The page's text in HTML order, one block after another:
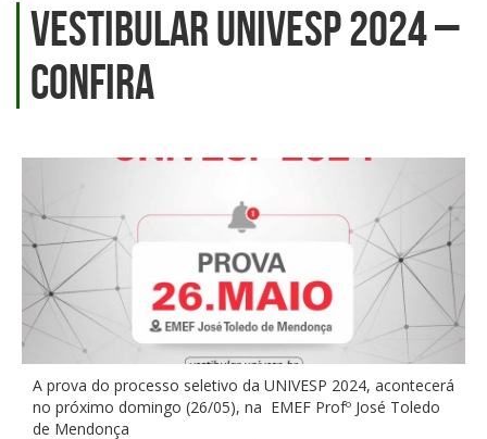
Vestibular UNIVESP 2024 –
Confira
A prova do processo seletivo da UNIVESP 2024, acontecerá
no próximo domingo (26/05), na EMEF Profº José Toledo
de Mendonça